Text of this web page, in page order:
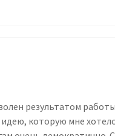
результатом
которую мне